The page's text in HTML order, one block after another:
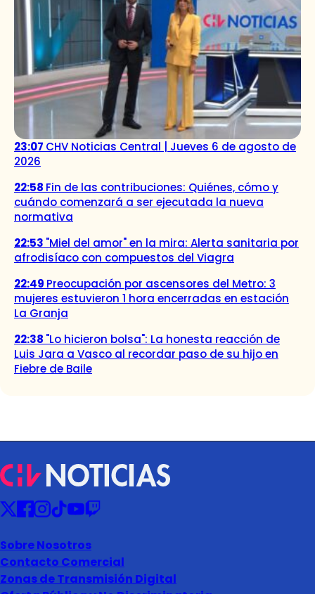
23:07 CHV Noticias Central | Jueves 6 de agosto de
2026
22:58 Fin de las contribuciones: Quiénes, cómo y
cuándo comenzará a ser ejecutada la nueva
normativa
22:53 "Miel del amor" en la mira: Alerta sanitaria por
afrodisíaco con compuestos del Viagra
22:49 Preocupación por ascensores del Metro: 3
mujeres estuvieron 1 hora encerradas en estación
La Granja
22:38 "Lo hicieron bolsa": La honesta reacción de
Luis Jara a Vasco al recordar paso de su hijo en
Fiebre de Baile
Sobre Nosotros
Contacto Comercial
Zonas de Transmisión Digital